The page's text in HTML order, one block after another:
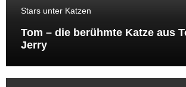
Stars unter Katzen
Tom – die berühmte Katze aus
Jerry